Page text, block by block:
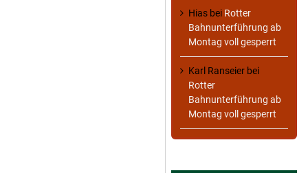
Hias bei Rotter
Bahnunterführung ab
Montag voll gesperrt
Karl Ranseier bei
Rotter
Bahnunterführung ab
Montag voll gesperrt